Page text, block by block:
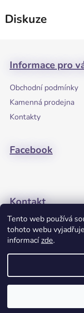
Tento web používá
tohoto webu
informacízde.
Diskuze
Informace pro
Obchodní podmínky
Kamenná prodejna
Kontakty
Facebook
Kontakt
Copyright 2026